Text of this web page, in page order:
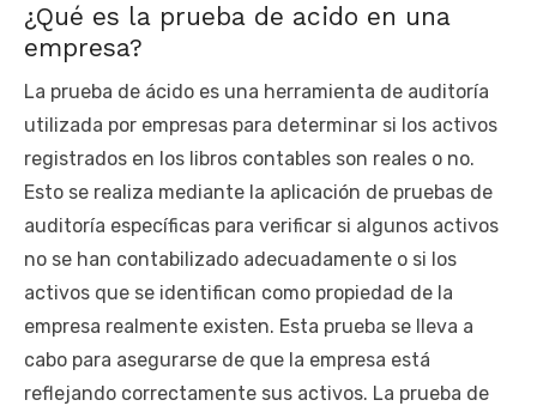
¿Qué es la prueba de acido en una
empresa?
La prueba de ácido es una herramienta de auditoría
utilizada por empresas para determinar si los activos
registrados en los libros contables son reales o no.
Esto se realiza mediante la aplicación de pruebas de
auditoría específicas para verificar si algunos activos
no se han contabilizado adecuadamente o si los
activos que se identifican como propiedad de la
empresa realmente existen. Esta prueba se lleva a
cabo para asegurarse de que la empresa está
reflejando correctamente sus activos. La prueba de